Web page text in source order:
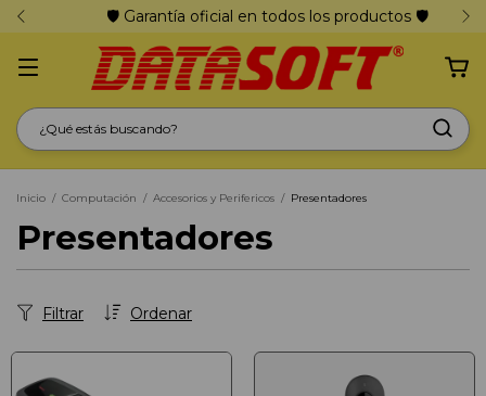
🛡️ Garantía oficial en todos los productos 🛡️
Inicio / Computación / Accesorios y Perifericos / Presentadores
Presentadores
Ordenar
Filtrar